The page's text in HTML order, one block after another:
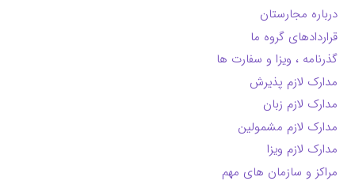
درباره مجارستان
قراردادهای گروه ما
گذرنامه ، ویزا و سفارت ها
مدارک لازم پذیرش
مدارک لازم زبان
مدارک لازم مشمولین
مدارک لازم ویزا
مراکز و سازمان های مهم